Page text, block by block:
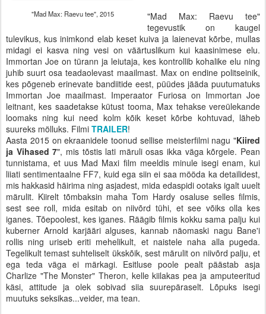
"Mad Max: Raevu tee", 2015
"Mad Max: Raevu tee"
tegevustik on kaugel
tulevikus, kus inimkond elab keset kuiva ja laienevat kõrbe, mullas
midagi ei kasva ning vesi on väärtuslikum kui kaasinimese elu.
Immortan Joe on türann ja leiutaja, kes kontrollib kohalike elu ning
juhib suurt osa teadaolevast maailmast. Max on endine politseinik,
kes põgeneb erinevate bandiitide eest, püüdes jääda puutumatuks
Immortan Joe maailmast. Imperaator Furiosa on Immortan Joe
leitnant, kes saadetakse kütust tooma, Max tehakse vereülekande
loomaks ning kui need kolm kõik keset kõrbe kohtuvad, läheb
suureks mölluks. Filmi TRAILER!
Aasta 2015 on ekraanidele toonud sellise meisterfilmi nagu "Kiired
ja Vihased 7", mis tõstis lati märuli osas ikka väga kõrgele. Pean
tunnistama, et uus Mad Maxi film meeldis minule isegi enam, kui
liiati sentimentaalne FF7, kuid ega siin ei saa mööda ka detailidest,
mis hakkasid häirima ning asjadest, mida edaspidi ootaks igalt uuelt
märulit. Kiirelt tõmbaksin maha Tom Hardy osaluse selles filmis,
sest see roll, mida esitab on niivõrd tühi, et see võiks olla kes
iganes. Tõepoolest, kes iganes. Räägib filmis kokku sama palju kui
kuberner Arnold karjääri alguses, kannab näomaski nagu Bane'i
rollis ning uriseb eriti mehelikult, et naistele naha alla pugeda.
Tegelikult temast suhteliselt ükskõik, sest märulit on niivõrd palju, et
ega teda väga ei märkagi. Esitluse poole pealt päästab asja
Charlize "The Monster" Theron, kelle kiilakas pea ja amputeeritud
käsi, attitude ja olek sobivad siia suurepäraselt. Lõpuks isegi
muutuks seksikas...veider, ma tean.